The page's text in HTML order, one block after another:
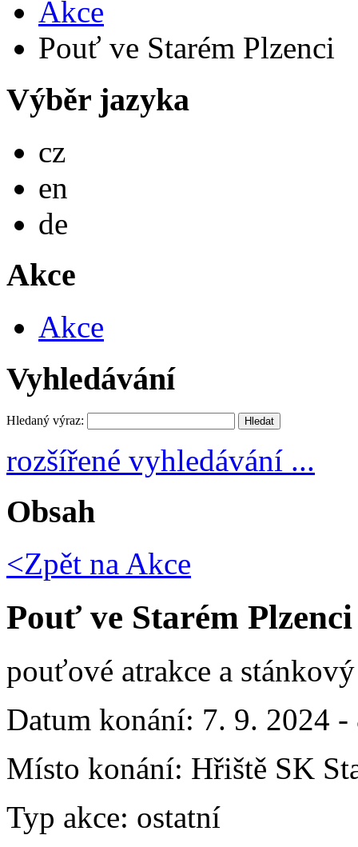
Akce
Pouť ve Starém Plzenci
Výběr jazyka
cz
en
de
Akce
Akce
Vyhledávání
Hledaný výraz:
rozšířené vyhledávání ...
Obsah
<Zpět na Akce
Pouť ve Starém Plzenci
pouťové atrakce a
Datum konání: 7. 9. 2024 -
Místo konání: Hřiště SK
Typ akce: ostatní